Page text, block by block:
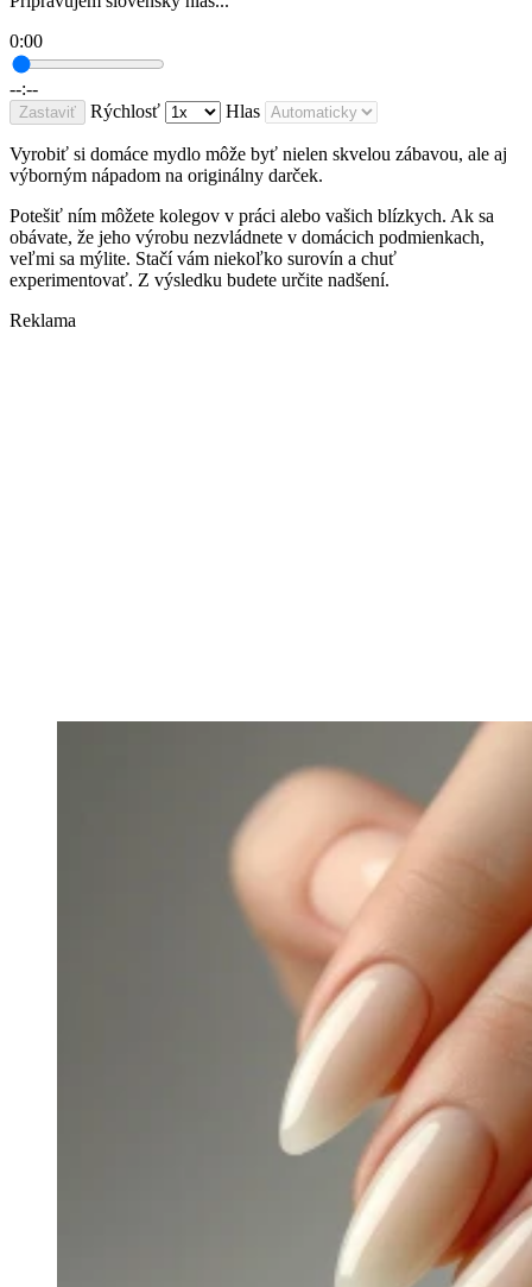
0:00
--:--
Zastaviť Rýchlosť Hlas
Vyrobiť si domáce mydlo môže byť nielen skvelou zábavou, ale aj
výborným nápadom na originálny darček.
Potešiť ním môžete kolegov v práci alebo vašich blízkych. Ak sa
obávate, že jeho výrobu nezvládnete v domácich podmienkach,
veľmi sa mýlite. Stačí vám niekoľko surovín a chuť
experimentovať. Z výsledku budete určite nadšení.
Reklama